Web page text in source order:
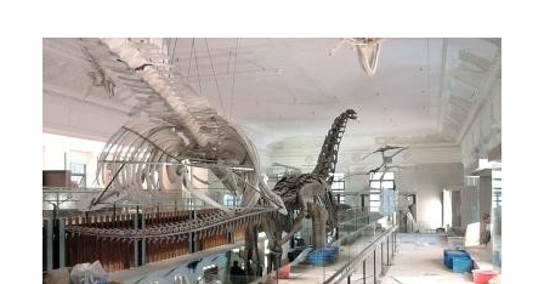
Ba
sa
on
a
Tiế
ng
Việ
t